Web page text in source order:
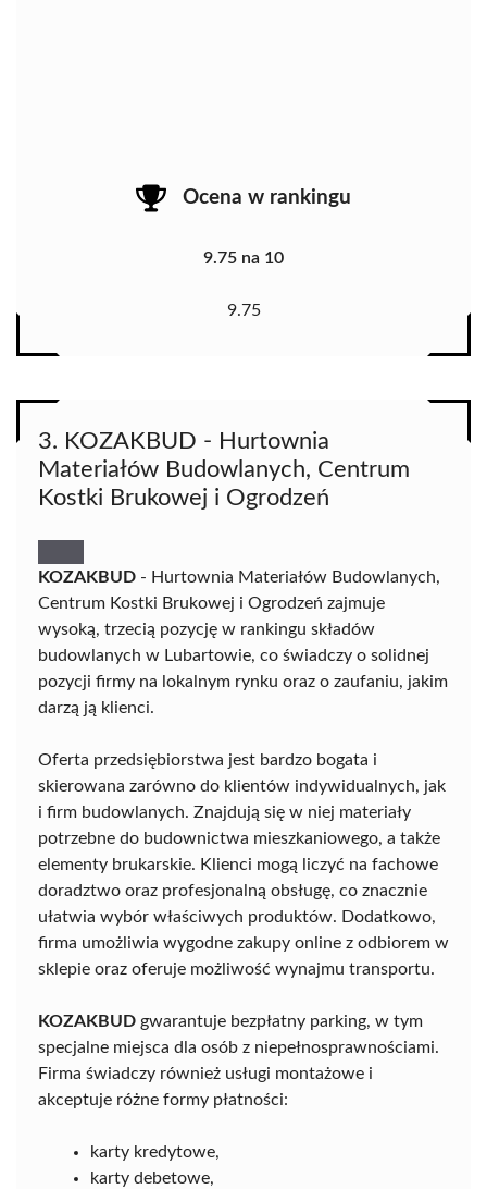
Ocena w rankingu
9.75 na 10
9.75
3. KOZAKBUD - Hurtownia
Materiałów Budowlanych, Centrum
Kostki Brukowej i Ogrodzeń
KOZAKBUD - Hurtownia Materiałów Budowlanych,
Centrum Kostki Brukowej i Ogrodzeń zajmuje
wysoką, trzecią pozycję w rankingu składów
budowlanych w Lubartowie, co świadczy o solidnej
pozycji firmy na lokalnym rynku oraz o zaufaniu, jakim
darzą ją klienci.
Oferta przedsiębiorstwa jest bardzo bogata i
skierowana zarówno do klientów indywidualnych, jak
i firm budowlanych. Znajdują się w niej materiały
potrzebne do budownictwa mieszkaniowego, a także
elementy brukarskie. Klienci mogą liczyć na fachowe
doradztwo oraz profesjonalną obsługę, co znacznie
ułatwia wybór właściwych produktów. Dodatkowo,
firma umożliwia wygodne zakupy online z odbiorem w
sklepie oraz oferuje możliwość wynajmu transportu.
KOZAKBUD gwarantuje bezpłatny parking, w tym
specjalne miejsca dla osób z niepełnosprawnościami.
Firma świadczy również usługi montażowe i
akceptuje różne formy płatności:
karty kredytowe,
karty debetowe,